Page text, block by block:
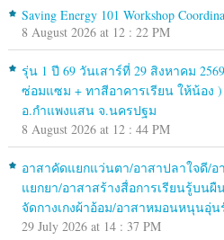
Saving Energy 101 Workshop
8 August 2026 at 12 : 22 PM
รุ่น 1 ปี 69 วันเสาร์ที่ 29 สิงหาคม
ซ่อมแซม + ทาสีอาคารเรียน ให้น้อง )
อ.กำแพงแสน จ.นครปฐม
8 August 2026 at 12 : 44 PM
อาสาคัดแยกแว่นตา/อาสาปลาใจดี/
แยกยา/อาสาสร้างสื่อการเรียนรู้บน
จัดกางเกงผ้าอ้อม/อาสาหมอนหนุนอุ่น
29 July 2026 at 14 : 37 PM